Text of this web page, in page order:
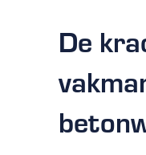
De